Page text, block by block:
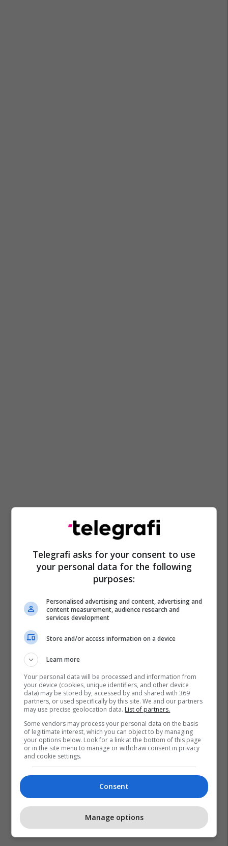
Chelsea
Telegrafi asks for your consent to use
your personal data for the following
purposes:
Personalised advertising and content, advertising and
content measurement, audience research and
services development
Store and/or access information on a device
Learn more
Your personal data will be processed and information from
your device (cookies, unique identifiers, and other device
data) may be stored by, accessed by and shared with 369
partners, or used specifically by this site. We and our partners
may use precise geolocation data. List of partners.
Some vendors may process your personal data on the basis
of legitimate interest, which you can object to by managing
your options below. Look for a link at the bottom of this page
or in the site menu to manage or withdraw consent in privacy
and cookie settings.
Consent
Manage options